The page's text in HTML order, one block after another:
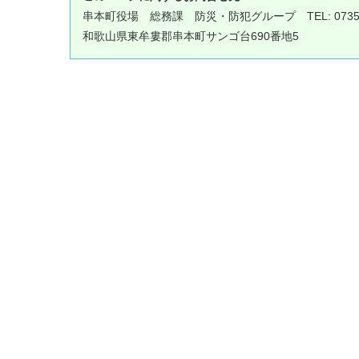
串本町役場 総務課 防災・防犯グループ
TEL:
和歌山県東牟婁郡串本町サンゴ台690番地5